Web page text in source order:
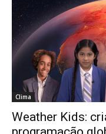
Clima
Weather Kids: